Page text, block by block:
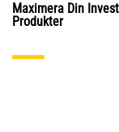
Maximera Din
Produkter